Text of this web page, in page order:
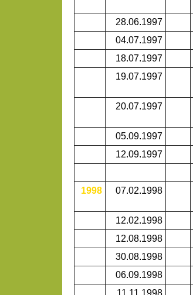
28.06.1997
04.07.1997
18.07.1997
19.07.1997
20.07.1997
05.09.1997
12.09.1997
1998 07.02.1998
12.02.1998
12.08.1998
30.08.1998
06.09.1998
11.11.1998